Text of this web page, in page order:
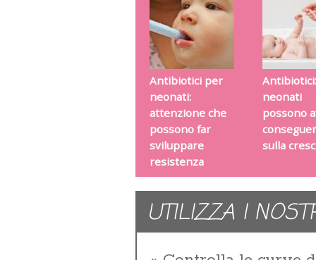
Antibiotici per
neonati:
attenzione che
possono far
sviluppare
resistenza
neonati
possono
sulla
UTILIZZA I